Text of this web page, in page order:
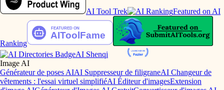
AI Tool Trek Featured on AI
Ranking
AI Shenqi
Image AI
Générateur de poses AIAI Suppresseur de filigraneAI Changeur de
vêtements : l'essai virtuel simplifiéAI Éditeur d'imagesExtension